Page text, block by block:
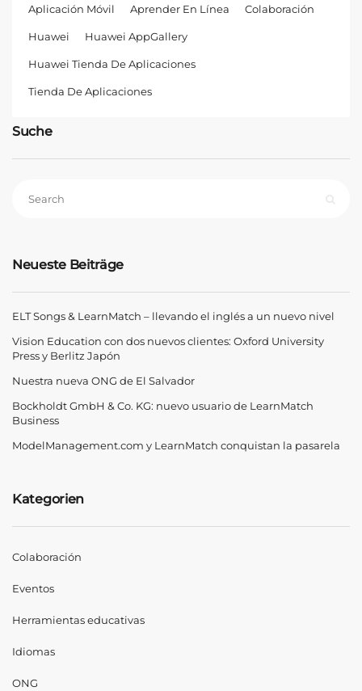
Aplicación Móvil Aprender En Línea Colaboración
Huawei Huawei AppGallery
Huawei Tienda De Aplicaciones
Tienda De Aplicaciones
Suche
Neueste Beiträge
ELT Songs & LearnMatch – llevando el inglés a un nuevo nivel
Vision Education con dos nuevos clientes: Oxford University
Press y Berlitz Japón
Nuestra nueva ONG de El Salvador
Bockholdt GmbH & Co. KG: nuevo usuario de LearnMatch
Business
ModelManagement.com y LearnMatch conquistan la pasarela
Kategorien
Colaboración
Eventos
Herramientas educativas
Idiomas
ONG